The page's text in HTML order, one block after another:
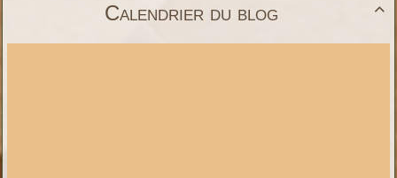

Calendrier du blog